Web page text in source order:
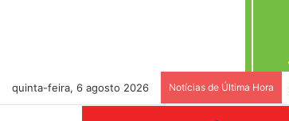
quinta-feira, 6 agosto 2026 Notícias de Última Hora